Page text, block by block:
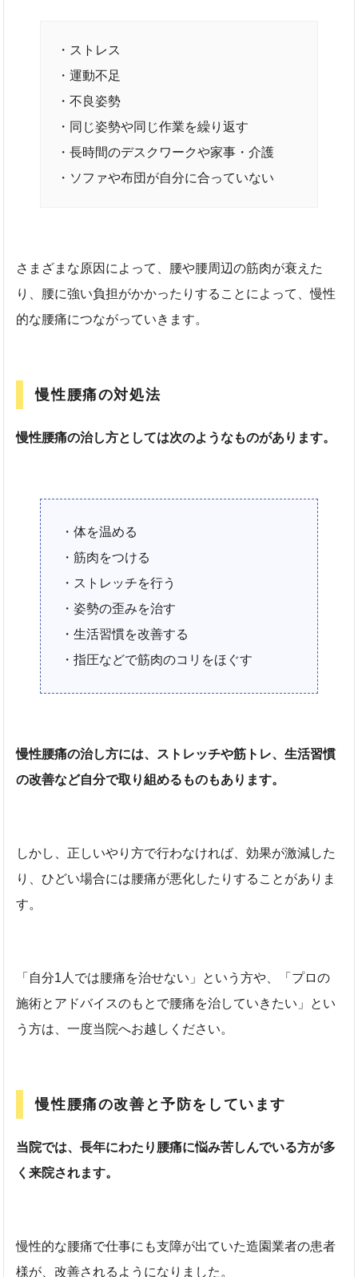
・ストレス
・運動不足
・不良姿勢
・同じ姿勢や同じ作業を繰り返す
・長時間のデスクワークや家事・介護
・ソファや布団が自分に合っていない
さまざまな原因によって、腰や腰周辺の筋肉が衰えた
り、腰に強い負担がかかったりすることによって、慢性
的な腰痛につながっていきます。
慢性腰痛の対処法
慢性腰痛の治し方としては次のようなものがあります。
・体を温める
・筋肉をつける
・ストレッチを行う
・姿勢の歪みを治す
・生活習慣を改善する
・指圧などで筋肉のコリをほぐす
慢性腰痛の治し方には、ストレッチや筋トレ、生活習慣
の改善など自分で取り組めるものもあります。
しかし、正しいやり方で行わなければ、効果が激減した
り、ひどい場合には腰痛が悪化したりすることがありま
す。
「自分1人では腰痛を治せない」という方や、「プロの
施術とアドバイスのもとで腰痛を治していきたい」とい
う方は、一度当院へお越しください。
慢性腰痛の改善と予防をしています
当院では、長年にわたり腰痛に悩み苦しんでいる方が多
く来院されます。
慢性的な腰痛で仕事にも支障が出ていた造園業者の患者
様が、改善されるようになりました。